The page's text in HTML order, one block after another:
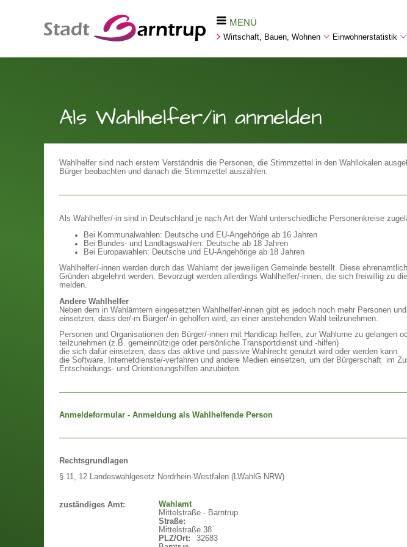
MENÜ
Wirtschaft, Bauen, Wohnen Einwohnerstatistik
Als Wahlhelfer/in anmelden
Wahlhelfer sind nach erstem Verständnis die Personen, die Stimmzettel in den Wahllokalen
Bürger beobachten und danach die Stimmzettel auszählen.
Als Wahlhelfer/-in sind in Deutschland je nach Art der Wahl unterschiedliche Personenkreise
Bei Kommunalwahlen: Deutsche und EU-Angehörige ab 16 Jahren
Bei Bundes- und Landtagswahlen: Deutsche ab 18 Jahren
Bei Europawahlen: Deutsche und EU-Angehörige ab 18 Jahren
Wahlhelfer/-innen werden durch das Wahlamt der jeweiligen Gemeinde bestellt. Diese
Gründen abgelehnt werden. Bevorzugt werden allerdings Wahlhelfer/-innen, die sich freiwillig zu
melden.
Andere Wahlhelfer
Neben dem in Wahlämtern eingesetzten Wahlhelfer/-innen gibt es jedoch noch mehr Personen
einsetzen, dass der/-m Bürger/-in geholfen wird, an einer anstehenden Wahl teilzunehmen.
Personen und Organisationen den Bürger/-innen mit Handicap helfen, zur Wahlurne zu gelangen
teilzunehmen (z.B. gemeinnützige oder persönliche Transportdienst und -hilfen)
die sich dafür einsetzen, dass das aktive und passive Wahlrecht genutzt wird oder werden kann
die Software, Internetdienste/-verfahren und andere Medien einsetzen, um der Bürgerschaft im
Entscheidungs- und Orientierungshilfen anzubieten.
Anmeldeformular - Anmeldung als Wahlhelfende Person
Rechtsgrundlagen
§ 11, 12 Landeswahlgesetz Nordrhein-Westfalen (LWahlG NRW)
zuständiges Amt:
Wahlamt
Mittelstraße - Barntrup
Straße:
Mittelstraße 38
PLZ/Ort:
32683